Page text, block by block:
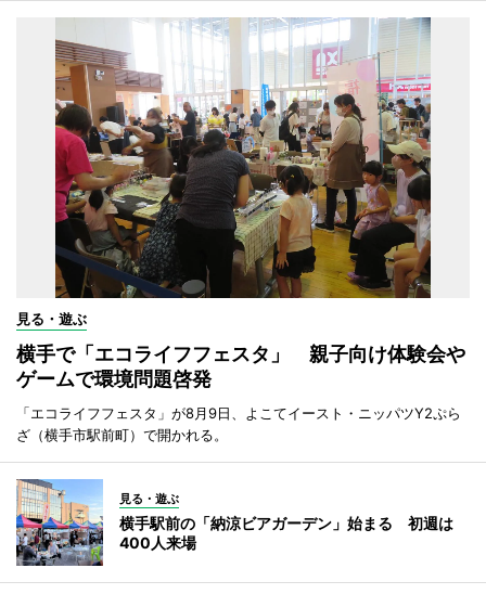
見る・遊ぶ
横手で「エコライフフェスタ」 親子向け体験会や
ゲームで環境問題啓発
「エコライフフェスタ」が8月9日、よこてイースト・ニッパツY2ぷら
ざ（横手市駅前町）で開かれる。
見る・遊ぶ
横手駅前の「納涼ビアガーデン」始まる 初週は
400人来場